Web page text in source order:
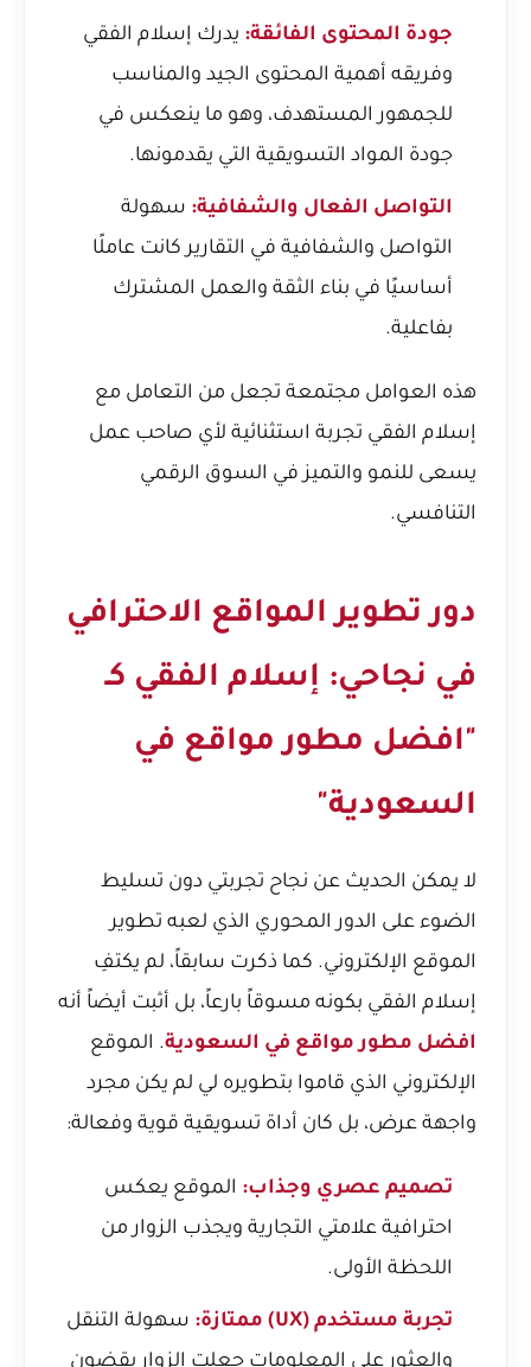
جودة المحتوى الفائقة: يدرك إسلام الفقي
وفريقه أهمية المحتوى الجيد والمناسب
للجمهور المستهدف، وهو ما ينعكس في
جودة المواد التسويقية التي يقدمونها.
التواصل الفعال والشفافية: سهولة
التواصل والشفافية في التقارير كانت عاملًا
أساسيًا في بناء الثقة والعمل المشترك
بفاعلية.
هذه العوامل مجتمعة تجعل من التعامل مع
إسلام الفقي تجربة استثنائية لأي صاحب عمل
يسعى للنمو والتميز في السوق الرقمي
التنافسي.
دور تطوير المواقع الاحترافي
في نجاحي: إسلام الفقي كـ
"افضل مطور مواقع في
السعودية"
لا يمكن الحديث عن نجاح تجربتي دون تسليط
الضوء على الدور المحوري الذي لعبه تطوير
الموقع الإلكتروني. كما ذكرت سابقاً، لم يكتفِ
إسلام الفقي بكونه مسوقاً بارعاً، بل أثبت أيضاً أنه
افضل مطور مواقع في السعودية. الموقع
الإلكتروني الذي قاموا بتطويره لي لم يكن مجرد
واجهة عرض، بل كان أداة تسويقية قوية وفعالة:
تصميم عصري وجذاب: الموقع يعكس
احترافية علامتي التجارية ويجذب الزوار من
اللحظة الأولى.
تجربة مستخدم (UX) ممتازة:
سهولة التنقل